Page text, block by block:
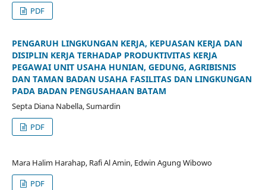
PDF
PENGARUH LINGKUNGAN KERJA, KEPUASAN KERJA DAN
DISIPLIN KERJA TERHADAP PRODUKTIVITAS KERJA
PEGAWAI UNIT USAHA HUNIAN, GEDUNG, AGRIBISNIS
DAN TAMAN BADAN USAHA FASILITAS DAN LINGKUNGAN
PADA BADAN PENGUSAHAAN BATAM
Septa Diana Nabella, Sumardin
PDF
Mara Halim Harahap, Rafi Al Amin, Edwin Agung Wibowo
PDF